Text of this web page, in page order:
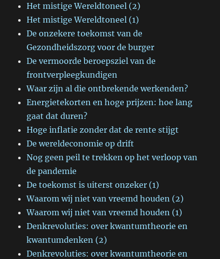
Het mistige Wereldtoneel (2)
Het mistige Wereldtoneel (1)
De onzekere toekomst van de
Gezondheidszorg voor de burger
De vermoorde beroepsziel van de
frontverpleegkundigen
Waar zijn al die ontbrekende werkenden?
Energietekorten en hoge prijzen: hoe lang
gaat dat duren?
Hoge inflatie zonder dat de rente stijgt
De wereldeconomie op drift
Nog geen peil te trekken op het verloop van
de pandemie
De toekomst is uiterst onzeker (1)
Waarom wij niet van vreemd houden (2)
Waarom wij niet van vreemd houden (1)
Denkrevoluties: over kwantumtheorie en
kwantumdenken (2)
Denkrevoluties: over kwantumtheorie en